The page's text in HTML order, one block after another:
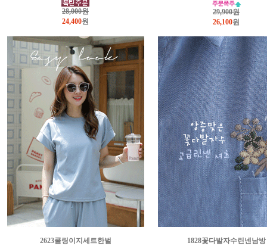
28,000원
24,400원
29,900원
26,100원
2623쿨링이지세트한벌
1828꽃다발자수린넨남방